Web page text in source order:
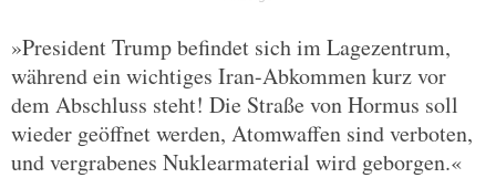
»President Trump befindet sich im Lagezentrum,
während ein wichtiges Iran-Abkommen kurz vor
dem Abschluss steht! Die Straße von Hormus soll
wieder geöffnet werden, Atomwaffen sind verboten,
und vergrabenes Nuklearmaterial wird geborgen.«